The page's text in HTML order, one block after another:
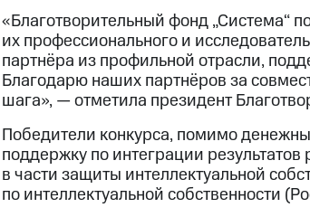
«Благотворительный фонд „Система“
их профессионального и
партнёра из профильной отрасли,
Благодарю наших партнёров за
шага», — отметила президент
Победители конкурса, помимо
поддержку по интеграции
в части защиты интеллектуальной
по интеллектуальной собственности